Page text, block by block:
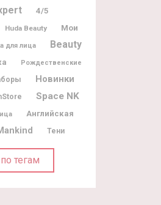
4/5
Huda Beauty
Мои
для лица
Beauty
Рождественские
Новинки
Space NK
Английская
Тени
тегам